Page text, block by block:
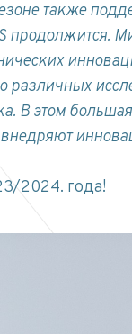
также
продолжится.
В этом
2024. года!